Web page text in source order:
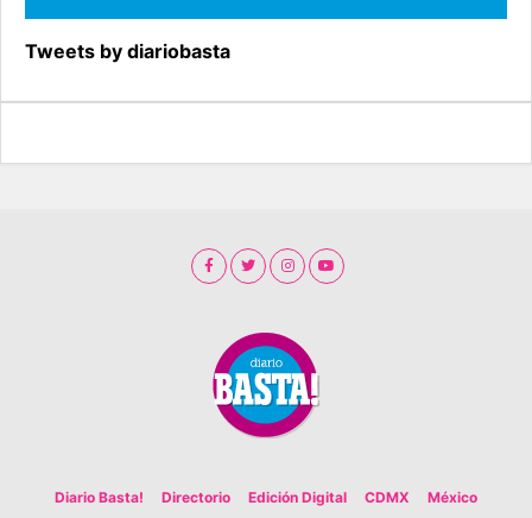
Tweets by diariobasta
Diario Basta! Directorio Edición Digital CDMX
México